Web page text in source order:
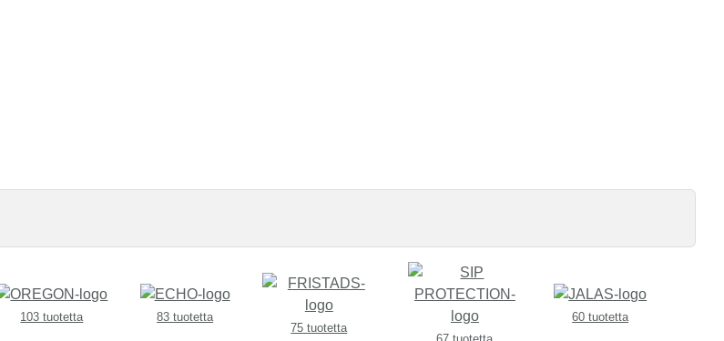
103 tuotetta
83 tuotetta
75 tuotetta
60 tuotetta